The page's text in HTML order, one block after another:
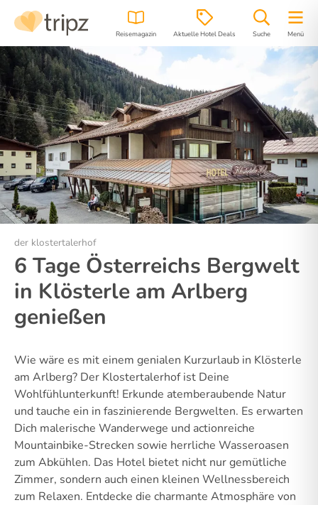
Reisemagazin Aktuelle Hotel Deals Suche Menü
Hotel Bilder Region Lage
der klostertalerhof
6 Tage Österreichs Bergwelt
in Klösterle am Arlberg
genießen
Wie wäre es mit einem genialen Kurzurlaub in Klösterle
am Arlberg? Der Klostertalerhof ist Deine
Wohlfühlunterkunft! Erkunde atemberaubende Natur
und tauche ein in faszinierende Bergwelten. Es erwarten
Dich malerische Wanderwege und actionreiche
Mountainbike-Strecken sowie herrliche Wasseroasen
zum Abkühlen. Das Hotel bietet nicht nur gemütliche
Zimmer, sondern auch einen kleinen Wellnessbereich
zum Relaxen. Entdecke die charmante Atmosphäre von